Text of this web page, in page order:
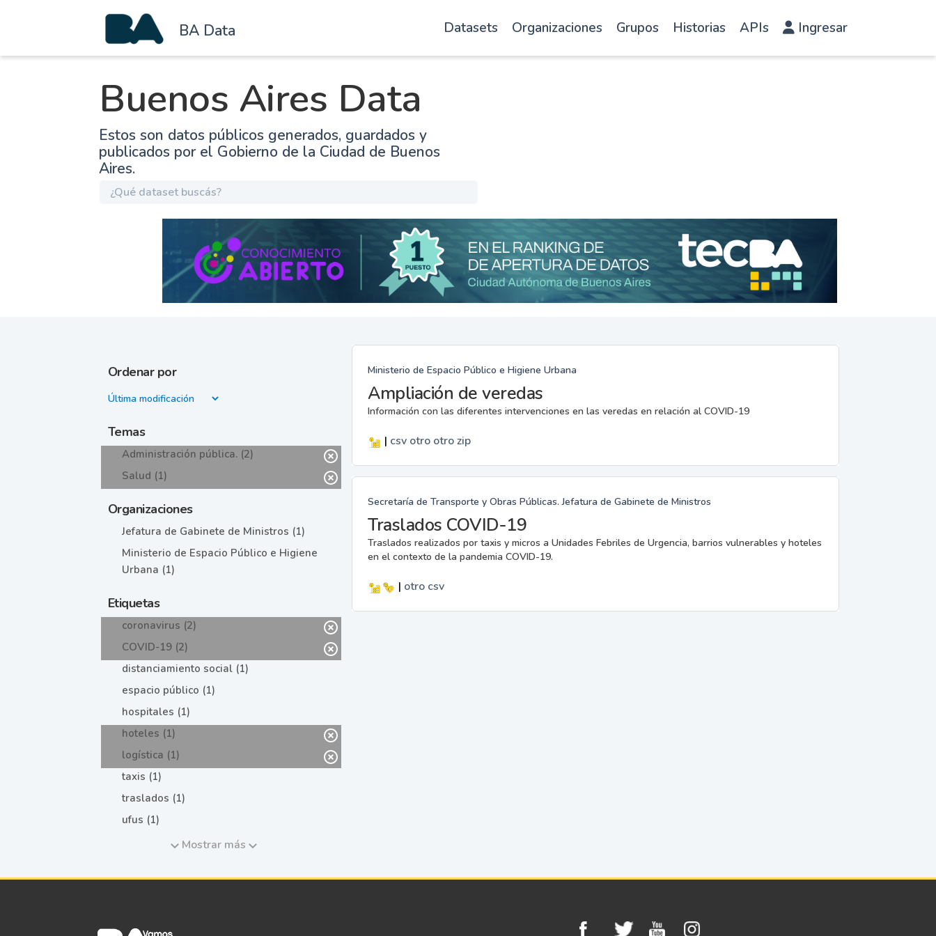
BA Data Datasets Organizaciones Grupos Historias APIs Ingresar
Buenos Aires Data
Estos son datos públicos generados, guardados y
publicados por el Gobierno de la Ciudad de Buenos
Aires.
Ordenar por
Temas
Administración pública. (2)
Salud (1)
Organizaciones
Jefatura de Gabinete de Ministros (1)
Ministerio de Espacio Público e Higiene
Urbana (1)
Etiquetas
coronavirus (2)
COVID-19 (2)
distanciamiento social (1)
espacio público (1)
hospitales (1)
hoteles (1)
logística (1)
taxis (1)
traslados (1)
ufus (1)
Mostrar más
Ministerio de Espacio Público e Higiene Urbana
Ampliación de veredas
Información con las diferentes intervenciones en las veredas en relación al COVID-19
| csv otro otrozip
Secretaría de Transporte y Obras Públicas. Jefatura de Gabinete de Ministros
Traslados COVID-19
Traslados realizados por taxis y micros a Unidades Febriles de Urgencia, barrios vulnerables y hoteles
en el contexto de la pandemia COVID-19.
| otro csv